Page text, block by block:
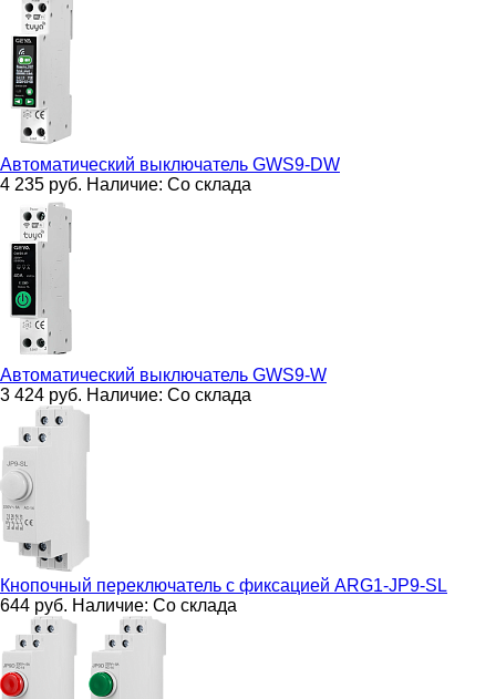
Автоматический выключатель GWS9-DW
4 235 руб. Наличие: Со склада
Автоматический выключатель GWS9-W
3 424 руб. Наличие: Со склада
Кнопочный переключатель с фиксацией ARG1-JP9-SL
644 руб. Наличие: Со склада